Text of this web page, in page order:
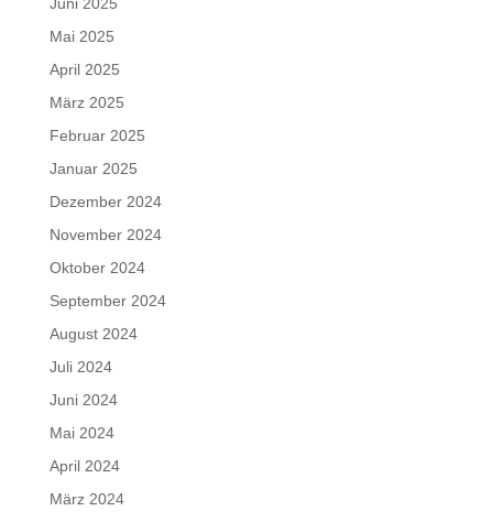
Mai 2025
April 2025
März 2025
Februar 2025
Januar 2025
Dezember 2024
November 2024
Oktober 2024
September 2024
August 2024
Juli 2024
Juni 2024
Mai 2024
April 2024
März 2024